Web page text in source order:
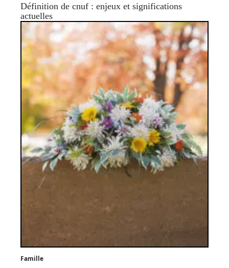
Définition de cnuf : enjeux et significations
actuelles
Famille